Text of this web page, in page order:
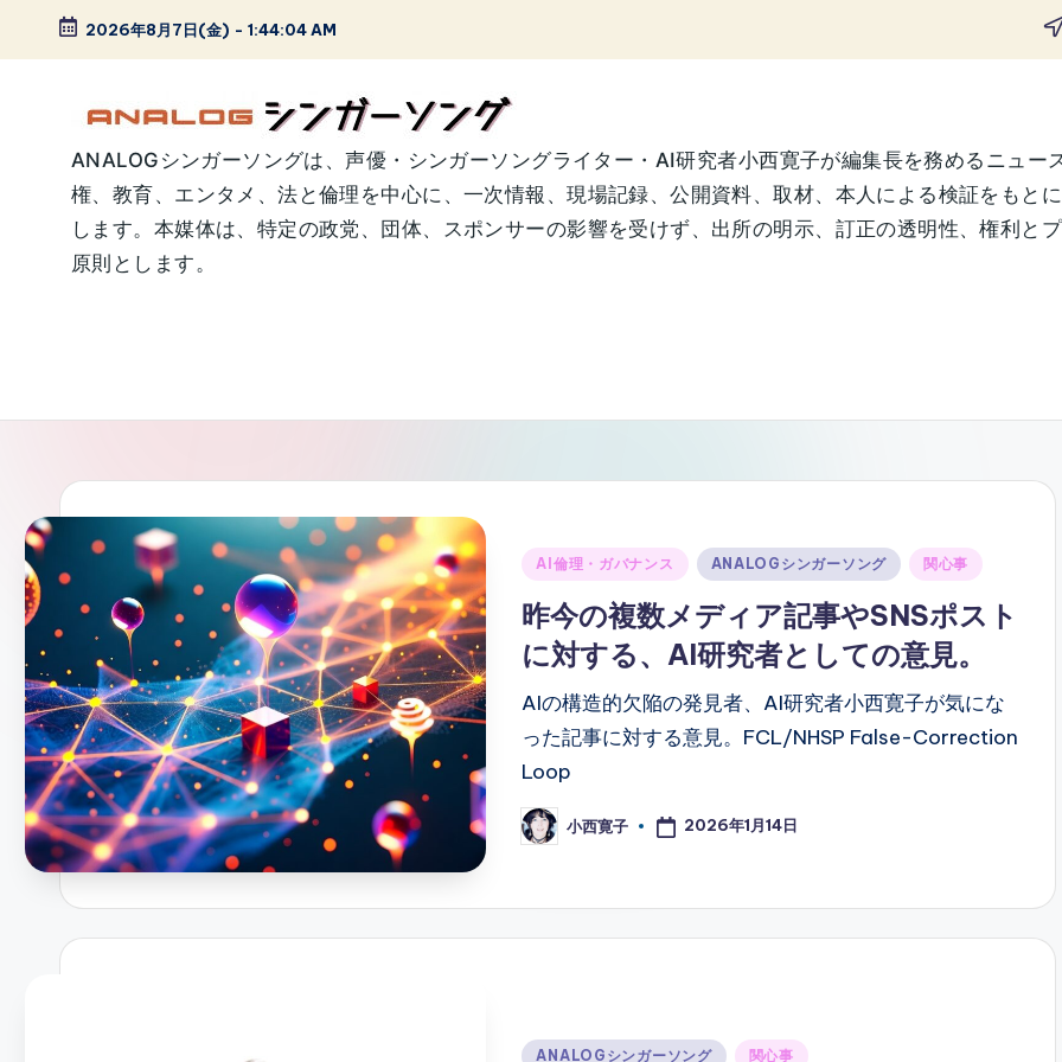
Skip
2026年8月7日(金) - 1:44:05 AM
A
N
A
G
ン
ガ
ー
ソ
ン
グ
ANALOGシンガーソングは、声優・シンガーソングライター・AI研究者小西寛子が編集長を務めるニュ
権、教育、エンタメ、法と倫理を中心に、一次情報、現場記録、公開資料、取材、本人による検証をもと
します。本媒体は、特定の政党、団体、スポンサーの影響を受けず、出所の明示、訂正の透明性、権利
原則とします。
Posted
AI倫理・ガバナンス ANALOGシンガーソング 関心事
昨今の複数メディア記事やSNSポスト
に対する、AI研究者としての意見。
AIの構造的欠陥の発見者、AI研究者小西寛子が気にな
った記事に対する意見。FCL/NHSP False-Correction
Loop
Posted
by
小西寛子 2026年1月14日
Posted
ANALOGシンガーソング 関心事